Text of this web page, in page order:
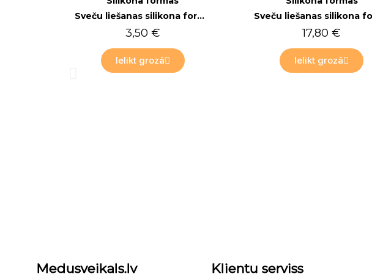
Sveču liešanas silikona forma F013, mazā bite
3,50 €
Ielikt grozā
Sveču liešanas silikona forma FS611, Peonija
17,80 €
Ielikt grozā
Medusveikals.lv Klientu serviss